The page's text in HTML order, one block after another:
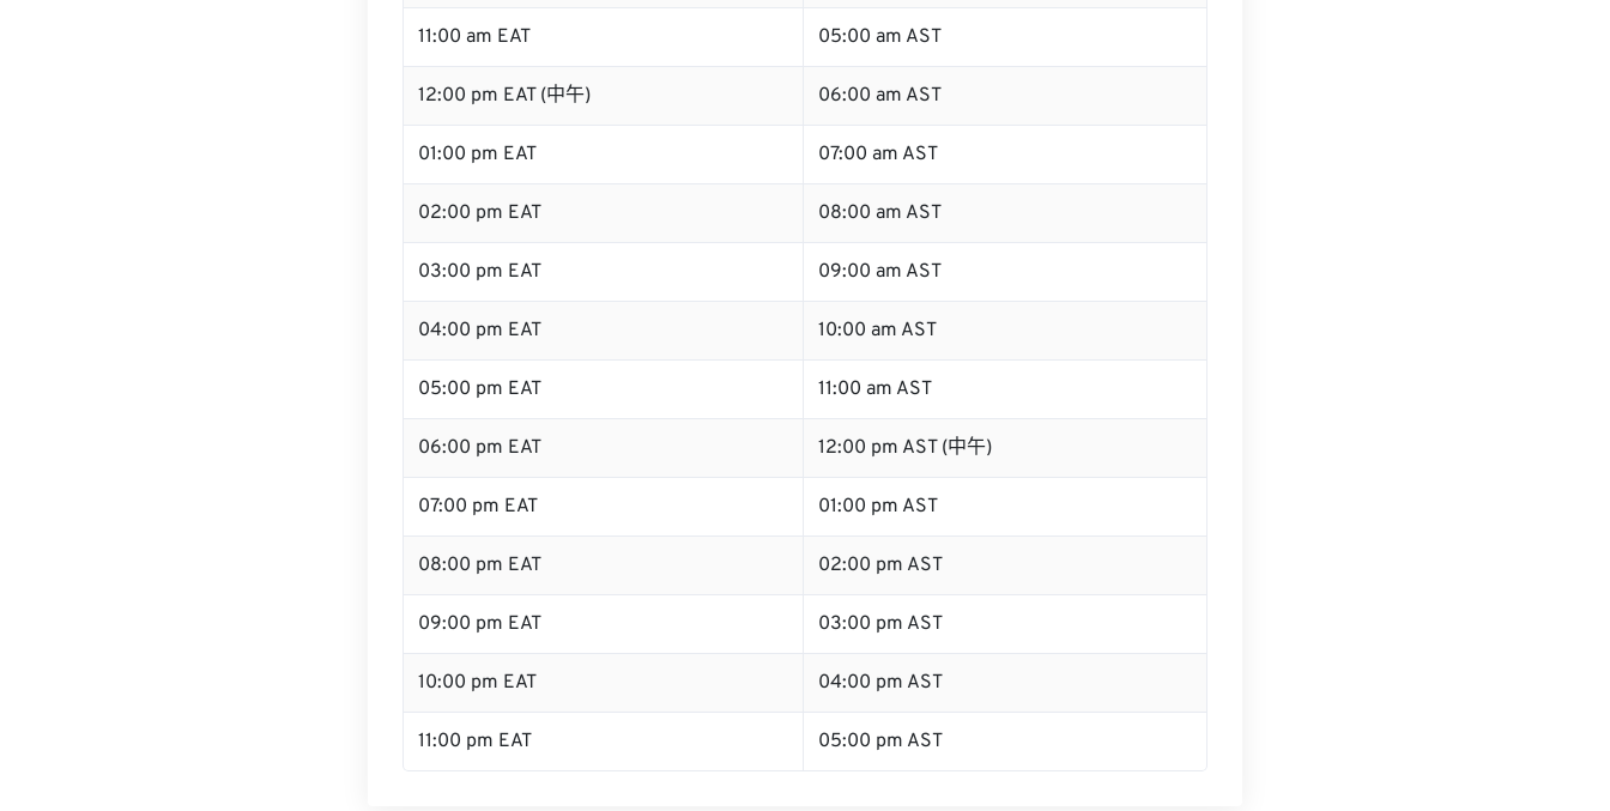
11:00 am EAT 05:00 am AST
12:00 pm EAT (中午) 06:00 am AST
01:00 pm EAT 07:00 am AST
02:00 pm EAT 08:00 am AST
03:00 pm EAT 09:00 am AST
04:00 pm EAT 10:00 am AST
05:00 pm EAT 11:00 am AST
06:00 pm EAT 12:00 pm AST (中午)
07:00 pm EAT 01:00 pm AST
08:00 pm EAT 02:00 pm AST
09:00 pm EAT 03:00 pm AST
10:00 pm EAT 04:00 pm AST
11:00 pm EAT 05:00 pm AST